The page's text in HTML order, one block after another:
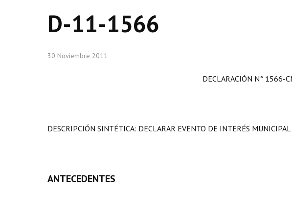
D-11-1566
30 Noviembre 2011
DECLARACIÓN N° 1566-
DESCRIPCIÓN SINTÉTICA: DECLARAR EVENTO DE INTERÉS
ANTECEDENTES